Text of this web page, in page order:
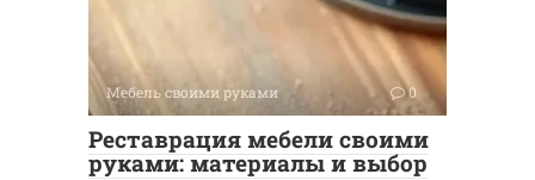
Мебель своими руками 0
Реставрация мебели своими
руками: материалы и выбор